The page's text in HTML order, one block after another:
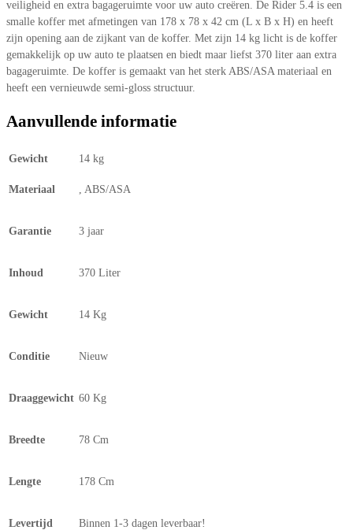
veiligheid en extra bagageruimte voor uw auto creëren. De Rider 5.4 is een
smalle koffer met afmetingen van 178 x 78 x 42 cm (L x B x H) en heeft
zijn opening aan de zijkant van de koffer. Met zijn 14 kg licht is de koffer
gemakkelijk op uw auto te plaatsen en biedt maar liefst 370 liter aan extra
bagageruimte. De koffer is gemaakt van het sterk ABS/ASA materiaal en
heeft een vernieuwde semi-gloss structuur.
Aanvullende informatie
Gewicht 14 kg
Materiaal , ABS/ASA
Garantie 3 jaar
Inhoud 370 Liter
Gewicht 14 Kg
Conditie Nieuw
Draaggewicht 60 Kg
Breedte 78 Cm
Lengte 178 Cm
Levertijd Binnen 1-3 dagen leverbaar!